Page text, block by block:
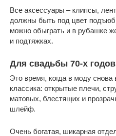
Все аксессуары – клипсы,
должны быть под цвет
можно обыграть и в рубашке
и подтяжках.
Для свадьбы 70-х годов
Это время, когда в моду снова
классика: открытые плечи,
матовых, блестящих и
шлейф.
Очень богатая, шикарная